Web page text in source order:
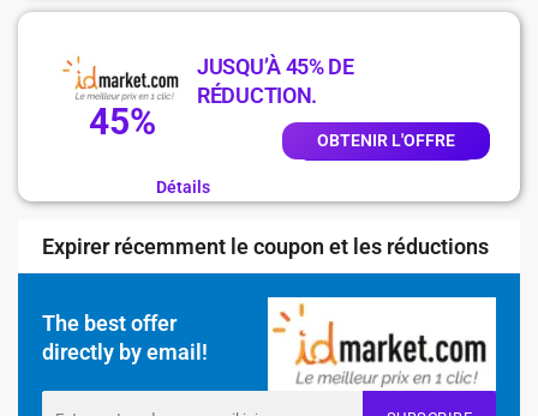
45%
JUSQU’À 45% DE
RÉDUCTION.
OBTENIR L'OFFRE
Détails
Expirer récemment le coupon et les réductions
The best offer
directly by email!